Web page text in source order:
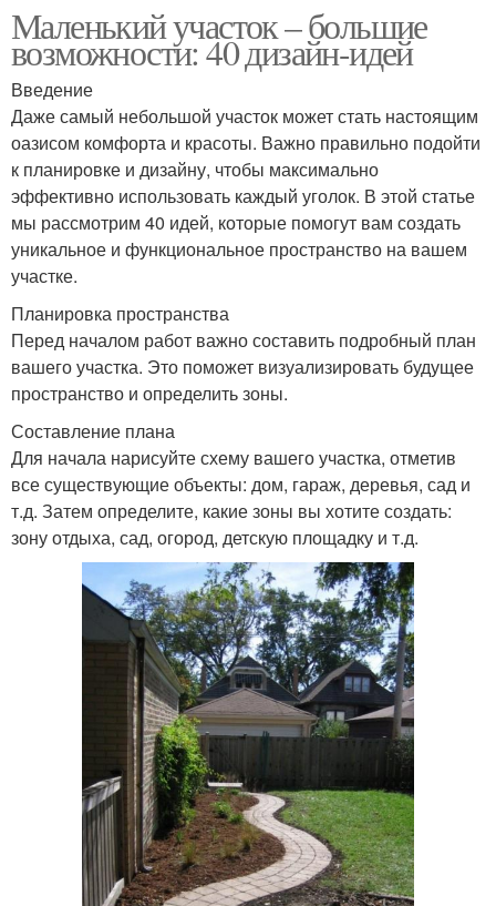
Маленький участок – большие
возможности: 40 дизайн-идей
Введение
Даже самый небольшой участок может стать настоящим
оазисом комфорта и красоты. Важно правильно подойти
к планировке и дизайну, чтобы максимально
эффективно использовать каждый уголок. В этой статье
мы рассмотрим 40 идей, которые помогут вам создать
уникальное и функциональное пространство на вашем
участке.
Планировка пространства
Перед началом работ важно составить подробный план
вашего участка. Это поможет визуализировать будущее
пространство и определить зоны.
Составление плана
Для начала нарисуйте схему вашего участка, отметив
все существующие объекты: дом, гараж, деревья, сад и
т.д. Затем определите, какие зоны вы хотите создать:
зону отдыха, сад, огород, детскую площадку и т.д.